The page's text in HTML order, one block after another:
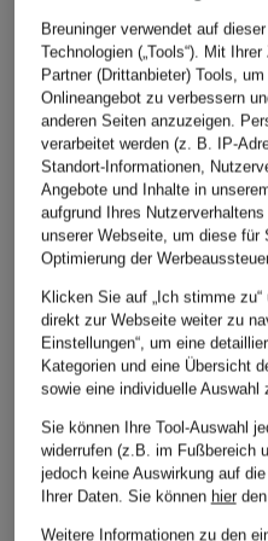
adidas
Heimtrikot
ARGENTINA 26 für
Herren
Weltmeisterschaft
2026
100 €
adidas
INTER
25/26
160 €
Weitere Kategorien
Breuninger verwendet auf
Technologien („Tools“). Mit
Partner (Drittanbieter) Tools,
Onlineangebot zu verbessern
anderen Seiten anzuzeigen.
verarbeitet werden (z. B. IP-
Standort-Informationen,
Angebote und Inhalte in
aufgrund Ihres
unserer Webseite, um diese für
Optimierung der
Klicken Sie auf „Ich stimme
direkt zur Webseite weiter zu
Einstellungen“, um eine
Kategorien und eine Übersicht
sowie eine individuelle Auswahl
Sie können Ihre Tool-Auswahl
widerrufen (z.B. im Fußbereich
jedoch keine Auswirkung auf
Ihrer Daten. Sie können hierden
Weitere Informationen zu den